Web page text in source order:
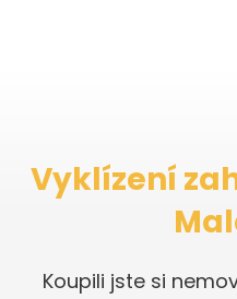
Vyklízení
Koupili jste si